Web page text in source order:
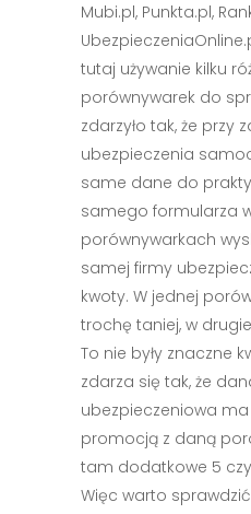
Mubi.pl, Punkta.pl,
tutaj używanie kilku
porównywarek do
zdarzyło tak, że przy
ubezpieczenia
same dane do
samego formularza
porównywarkach
samej firmy
kwoty. W jednej
trochę taniej, w
To nie były znaczne
zdarza się tak, że
ubezpieczeniowa
promocją z daną
tam dodatkowe 5
Więc warto